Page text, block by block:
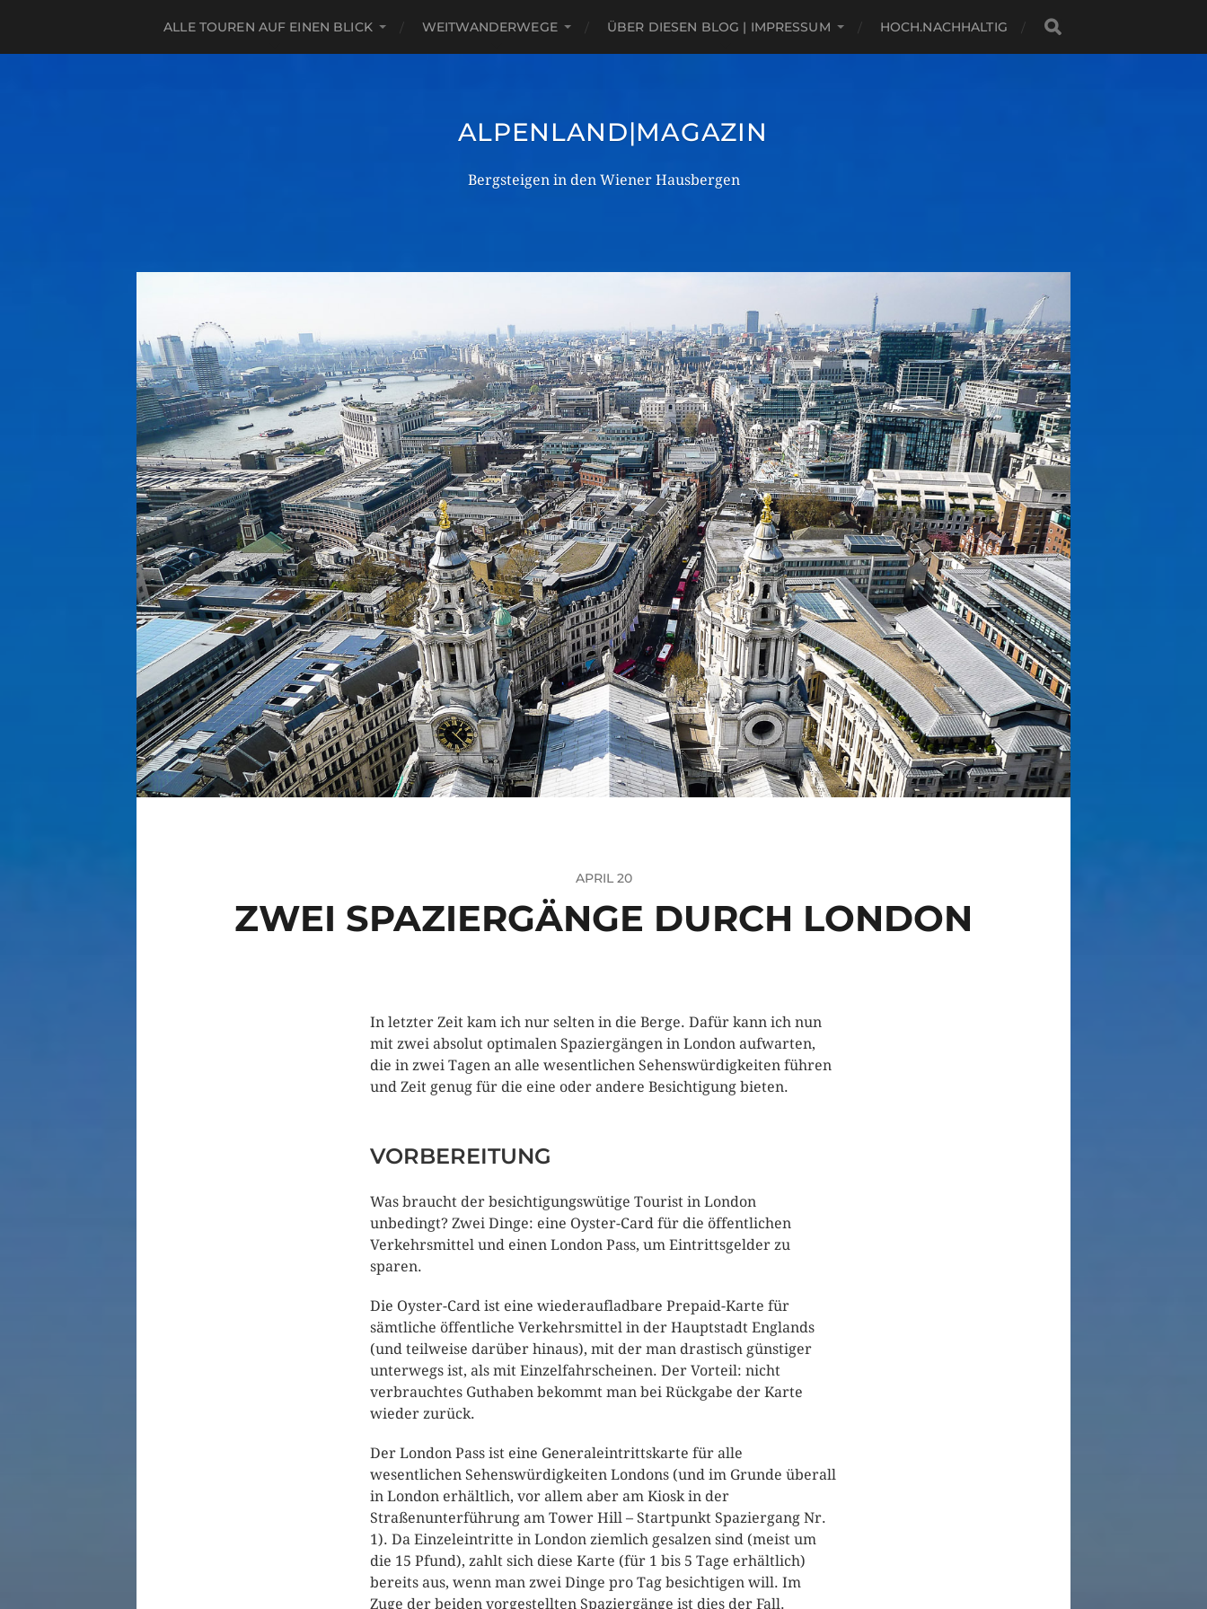
ALLE TOUREN AUF EINEN BLICK WEITWANDERWEGE ÜBER DIESEN BLOG | IMPRESSUM HOCH.NACHHALTIG
ALPENLAND|MAGAZIN
Bergsteigen in den Wiener Hausbergen
APRIL 20
ZWEI SPAZIERGÄNGE DURCH LONDON
In letzter Zeit kam ich nur selten in die Berge. Dafür kann ich nun
mit zwei absolut optimalen Spaziergängen in London aufwarten,
die in zwei Tagen an alle wesentlichen Sehenswürdigkeiten führen
und Zeit genug für die eine oder andere Besichtigung bieten.
VORBEREITUNG
Was braucht der besichtigungswütige Tourist in London
unbedingt? Zwei Dinge: eine Oyster-Card für die öffentlichen
Verkehrsmittel und einen London Pass, um Eintrittsgelder zu
sparen.
Die Oyster-Card ist eine wiederaufladbare Prepaid-Karte für
sämtliche öffentliche Verkehrsmittel in der Hauptstadt Englands
(und teilweise darüber hinaus), mit der man drastisch günstiger
unterwegs ist, als mit Einzelfahrscheinen. Der Vorteil: nicht
verbrauchtes Guthaben bekommt man bei Rückgabe der Karte
wieder zurück.
Der London Pass ist eine Generaleintrittskarte für alle
wesentlichen Sehenswürdigkeiten Londons (und im Grunde überall
in London erhältlich, vor allem aber am Kiosk in der
Straßenunterführung am Tower Hill – Startpunkt Spaziergang Nr.
1). Da Einzeleintritte in London ziemlich gesalzen sind (meist um
die 15 Pfund), zahlt sich diese Karte (für 1 bis 5 Tage erhältlich)
bereits aus, wenn man zwei Dinge pro Tag besichtigen will. Im
Zuge der beiden vorgestellten Spaziergänge ist dies der Fall.